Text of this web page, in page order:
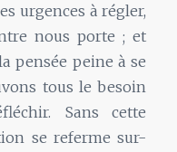
urgences à régler,
nous porte ; et
pensée peine à se
tous le besoin
Sans cette
se referme sur-